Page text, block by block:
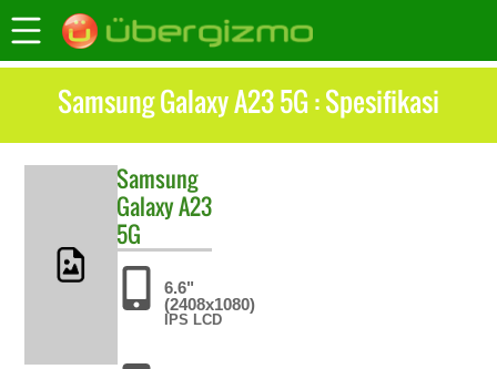
Samsung Galaxy A23 5G : Spesifikasi
Samsung
Galaxy A23
5G
6.6"
(2408x1080)
IPS LCD